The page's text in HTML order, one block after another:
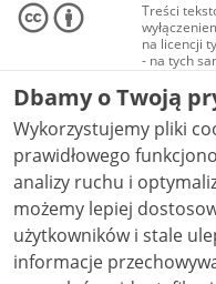
Treści
na licencji
- na tych
Materiały
audio i
Creative
NC-ND
Dbamy o Twoją
Wykorzystujemy pliki
prawidłowego
analizy ruchu i optymalizacji
możemy lepiej
użytkowników i stale ulepszać
informacje